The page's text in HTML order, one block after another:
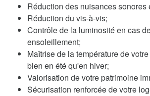
Réduction des nuisances sonores
Réduction du vis-à-vis;
Contrôle de la luminosité en cas
ensoleillement;
Maîtrise de la température de
bien en été qu'en hiver;
Valorisation de votre patrimoine
Sécurisation renforcée de votre